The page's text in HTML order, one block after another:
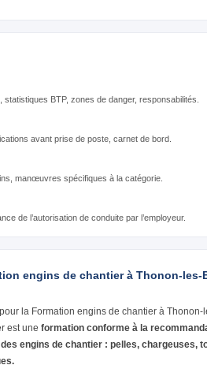
BTP, zones de danger, responsabilités.
avant prise de poste, carnet de bord.
manœuvres spécifiques à la catégorie.
de l’autorisation de conduite par l’employeur.
engins de chantier à Thonon-les-
la Formation engins de chantier à
est une formation conforme à la
engins de chantier : pelles, chargeuses,